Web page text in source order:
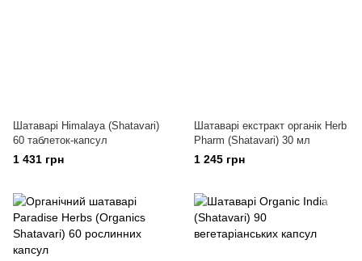
Шатаварі Himalaya (Shatavari)
60 таблеток-капсул
1 431 грн
Шатаварі екстракт органік Herb
Pharm (Shatavari) 30 мл
1 245 грн